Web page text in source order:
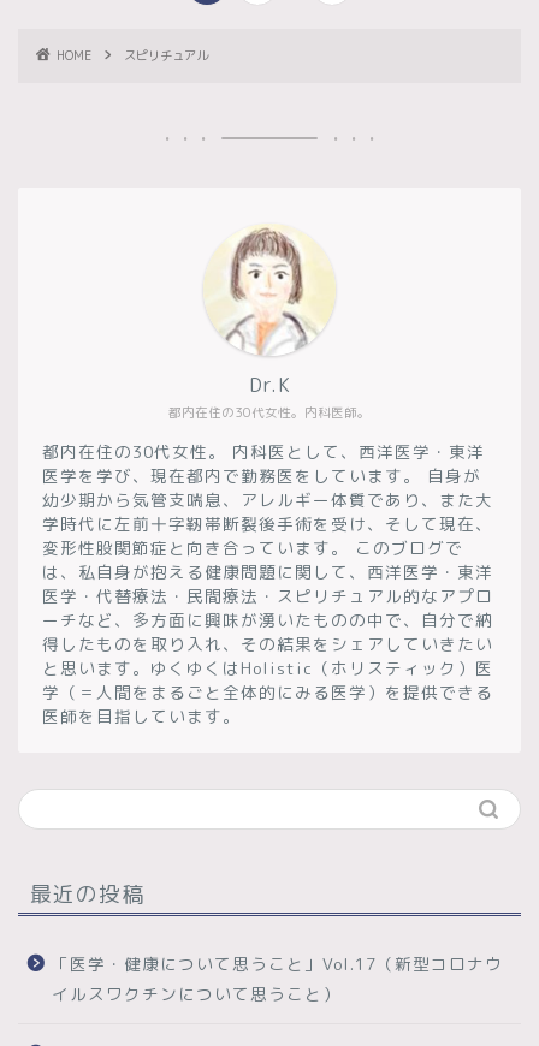
HOME スピリチュアル
都内在住の30代女性。内科医師。
Dr.K
都内在住の30代女性。 内科医として、西洋医学・東洋
医学を学び、現在都内で勤務医をしています。 自身が
幼少期から気管支喘息、アレルギー体質であり、また大
学時代に左前十字靭帯断裂後手術を受け、そして現在、
変形性股関節症と向き合っています。 このブログで
は、私自身が抱える健康問題に関して、西洋医学・東洋
医学・代替療法・民間療法・スピリチュアル的なアプロ
ーチなど、多方面に興味が湧いたものの中で、自分で納
得したものを取り入れ、その結果をシェアしていきたい
と思います。ゆくゆくはHolistic（ホリスティック）医
学（＝人間をまるごと全体的にみる医学）を提供できる
医師を目指しています。
最近の投稿
「医学・健康について思うこと」Vol.17（新型コロナウ
イルスワクチンについて思うこと）